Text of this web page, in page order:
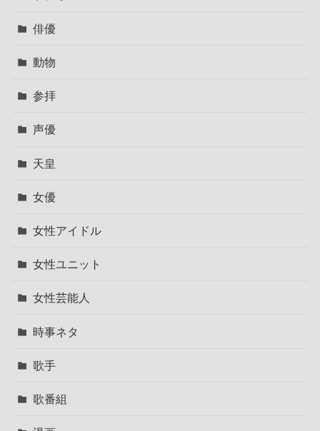
俳優
動物
参拝
声優
天皇
女優
女性アイドル
女性ユニット
女性芸能人
時事ネタ
歌手
歌番組